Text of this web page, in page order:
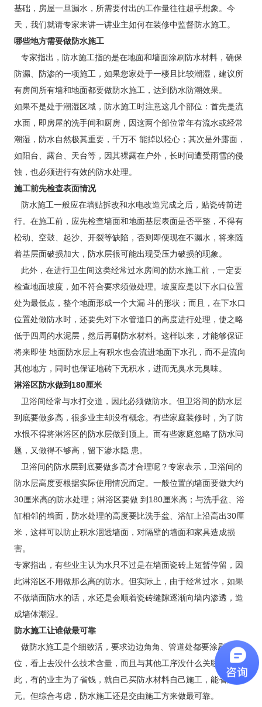
基础，房屋一旦漏水，所需要付出的工作量往往超乎想象。今
天，我们就请专家来讲一讲业主如何在装修中监督防水施工。
哪些地方需要做防水施工
专家指出，防水施工指的是在地面和墙面涂刷防水材料，确保
防漏、防渗的一项施工，如果您家处于一楼且比较潮湿，建议所
有房间所有墙和地面都要做防水施工，达到防水防潮效果。
如果不是处于潮湿区域，防水施工时注意这几个部位：首先是流
水面，即房屋的洗手间和厨房，因这两个部位常年有流水或经常
潮湿，防水自然极其重要，千万不 能掉以轻心；其次是外露面，
如阳台、露台、天台等，因其裸露在户外，长时间遭受雨雪的侵
蚀，也必须进行有效的防水处理。
施工前先检查表面情况
防水施工一般应在墙贴拆改和水电改造完成之后，贴瓷砖前进
行。在施工前，应先检查墙面和地面基层表面是否平整，不得有
松动、空鼓、起沙、开裂等缺陷，否则即便现在不漏水，将来随
着基层面破损加大，防水层很可能出现受压力破损的现象。
此外，在进行卫生间这类经常过水房间的防水施工前，一定要
检查地面坡度，如不符合要求须做处理。坡度应是以下水口位置
处为最低点，整个地面形成一个大漏 斗的形状；而且，在下水口
位置处做防水时，还要先对下水管道口的高度进行处理，使之略
低于四周的水泥层，然后再刷防水材料。这样以来，才能够保证
将来即使 地面防水层上有积水也会流进地面下水孔，而不是流向
其他地方，同时也保证地砖下无积水，进而无臭水无臭味。
淋浴区防水做到180厘米
卫浴间经常与水打交道，因此必须做防水。但卫浴间的防水层
到底要做多高，很多业主却没有概念。有些家庭装修时，为了防
水恨不得将淋浴区的防水层做到顶上。而有些家庭忽略了防水问
题，又做得不够高，留下渗水隐 患。
卫浴间的防水层到底要做多高才合理呢？专家表示，卫浴间的
防水层高度要根据实际使用情况而定。一般位置的墙面要做大约
30厘米高的防水处理；淋浴区要做 到180厘米高；与洗手盆、浴
缸相邻的墙面，防水处理的高度要比洗手盆、浴缸上沿高出30厘
米，这样可以防止积水洇透墙面，对隔壁的墙面和家具造成损
害。
专家指出，有些业主认为水只不过是在墙面瓷砖上短暂停留，因
此淋浴区不用做那么高的防水。但实际上，由于经常过水，如果
不做墙面防水的话，水还是会顺着瓷砖缝隙逐渐向墙内渗透，造
成墙体潮湿。
防水施工让谁做最可靠
做防水施工是个细致活，要求边边角角、管道处都要涂刷到
位，看上去没什么技术含量，而且与其他工序没什么关联，因
此，有的业主为了省钱，就自己买防水材料自己施工，能省几百
元。但综合考虑，防水施工还是交由施工方来做最可靠。